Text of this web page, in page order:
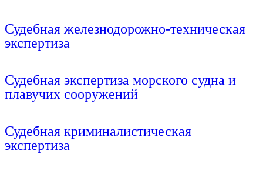
Судебная железнодорожно-техническая
экспертиза
Судебная экспертиза морского судна и
плавучих сооружений
Судебная криминалистическая
экспертиза